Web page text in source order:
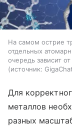
На самом острие
отдельных
очередь зависит
источник: GigaChat
Для
металлов
разных